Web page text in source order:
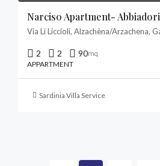
Narciso Apartment- Abbiadori
2 2 90mq
APPARTMENT
Sardinia Villa Service